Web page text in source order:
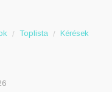
Toplista Kérések